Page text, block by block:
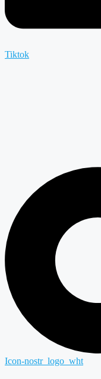
Tiktok
Icon-nostr_logo_wht